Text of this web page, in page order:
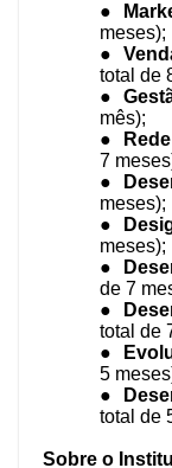
●
meses);
●
total de
●
mês);
●
7
●
meses);
●
meses);
●
de 7
●
total de
●
5
●
total de
Sobre o